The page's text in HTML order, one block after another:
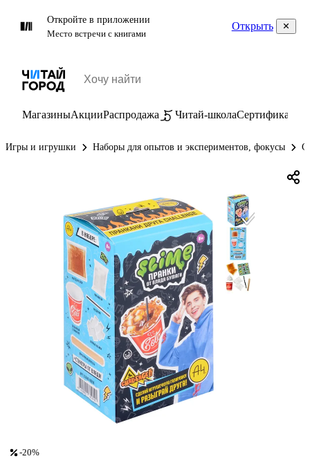
Откройте в приложении
Место встречи с книгами
Открыть
МагазиныАкцииРаспродажа Читай-школаСертификаты
Игры и игрушки Наборы для опытов и экспериментов, фокусы
-20%